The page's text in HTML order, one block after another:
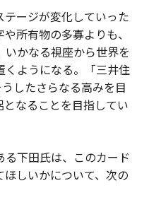
ージが変化していった
所有物の多寡よりも、
かなる視座から世界を
ようになる。「三井住
したさらなる高みを目
なることを目指してい
下田氏は、このカード
しいかについて、次の